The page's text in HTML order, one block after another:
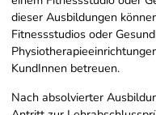
dieser Ausbildungen
Fitnessstudios oder
KundInnen betreuen.
Nach absolvierter